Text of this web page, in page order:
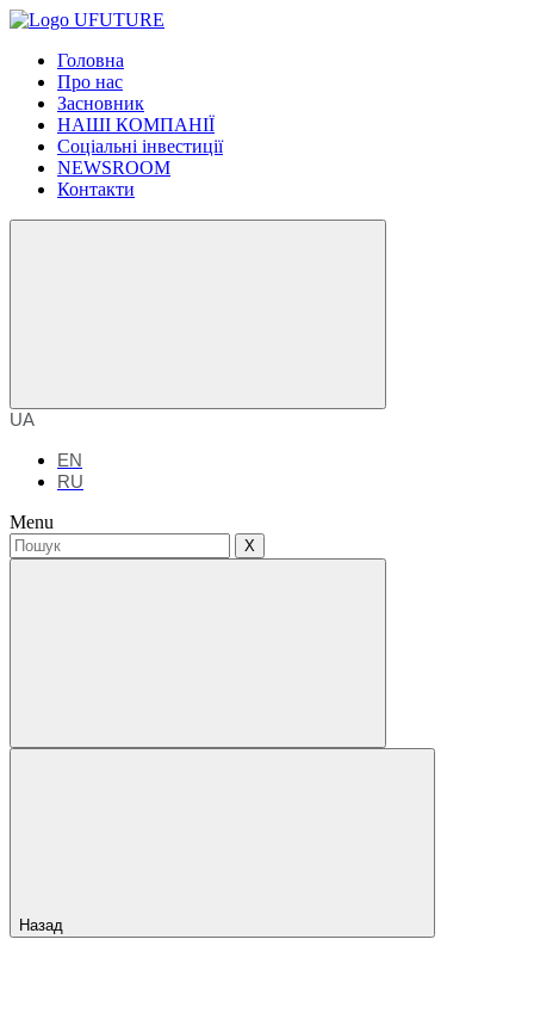
Головна
Про нас
Засновник
НАШІ КОМПАНІЇ
Соціальні інвестиції
NEWSROOM
Контакти
UA
EN
RU
Menu
X
Назад